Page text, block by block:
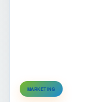
MARKETING